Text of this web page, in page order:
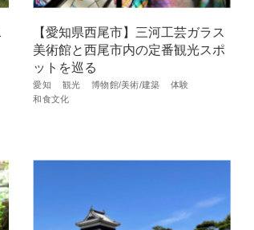
【愛知県西尾市】三河工芸ガラス
美術館と西尾市内の定番観光スポ
ットを巡る
愛知 観光 博物館/美術/建築
体験
和食文化